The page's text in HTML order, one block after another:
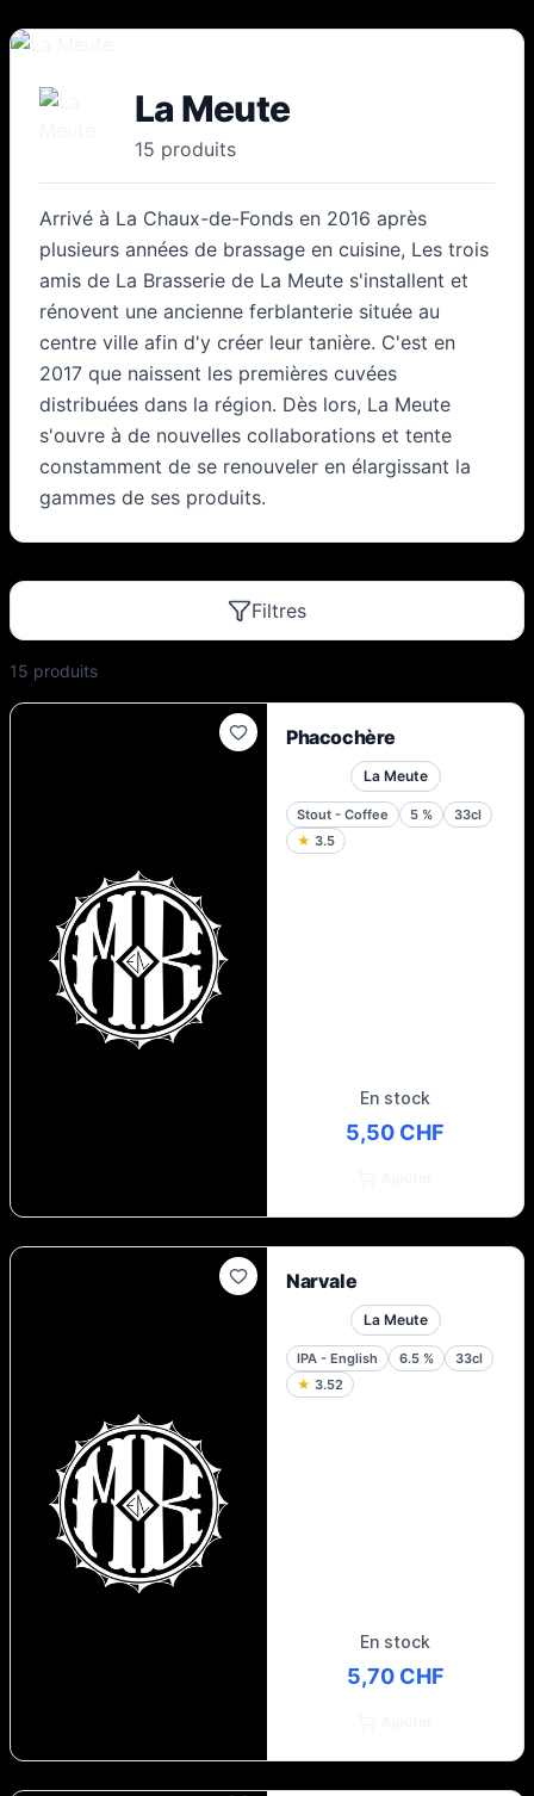
La Meute
15 produits
Arrivé à La Chaux-de-Fonds en 2016 après
plusieurs années de brassage en cuisine, Les trois
amis de La Brasserie de La Meute s'installent et
rénovent une ancienne ferblanterie située au
centre ville afin d'y créer leur tanière. C'est en
2017 que naissent les premières cuvées
distribuées dans la région. Dès lors, La Meute
s'ouvre à de nouvelles collaborations et tente
constamment de se renouveler en élargissant la
gammes de ses produits.
Filtres
15 produits
Phacochère
La Meute
Stout - Coffee 5 %
33cl
★ 3.5
En stock
5,50 CHF
Narvale
La Meute
IPA - English 6.5 %
33cl
★ 3.52
En stock
5,70 CHF